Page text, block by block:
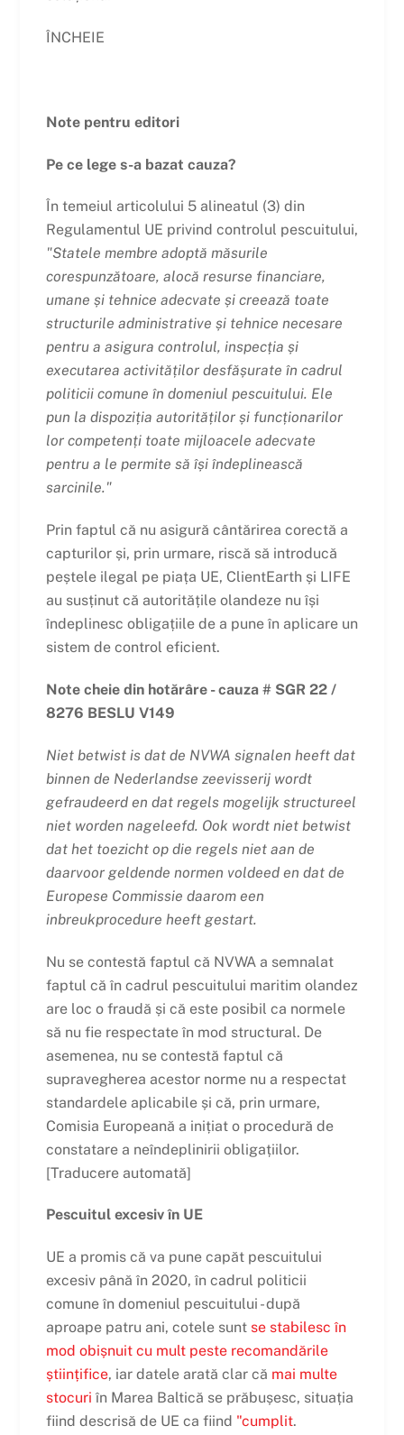
ÎNCHEIE
Note pentru editori
Pe ce lege s-a bazat cauza?
În temeiul articolului 5 alineatul (3) din
Regulamentul UE privind controlul pescuitului,
"Statele membre adoptă măsurile
corespunzătoare, alocă resurse financiare,
umane și tehnice adecvate și creează toate
structurile administrative și tehnice necesare
pentru a asigura controlul, inspecția și
executarea activităților desfășurate în cadrul
politicii comune în domeniul pescuitului. Ele
pun la dispoziția autorităților și funcționarilor
lor competenți toate mijloacele adecvate
pentru a le permite să își îndeplinească
sarcinile."
Prin faptul că nu asigură cântărirea corectă a
capturilor și, prin urmare, riscă să introducă
peștele ilegal pe piața UE, ClientEarth și LIFE
au susținut că autoritățile olandeze nu își
îndeplinesc obligațiile de a pune în aplicare un
sistem de control eficient.
Note cheie din hotărâre - cauza # SGR 22 /
8276 BESLU V149
Niet betwist is dat de NVWA signalen heeft dat
binnen de Nederlandse zeevisserij wordt
gefraudeerd en dat regels mogelijk structureel
niet worden nageleefd. Ook wordt niet betwist
dat het toezicht op die regels niet aan de
daarvoor geldende normen voldeed en dat de
Europese Commissie daarom een
inbreukprocedure heeft gestart.
Nu se contestă faptul că NVWA a semnalat
faptul că în cadrul pescuitului maritim olandez
are loc o fraudă și că este posibil ca normele
să nu fie respectate în mod structural. De
asemenea, nu se contestă faptul că
supravegherea acestor norme nu a respectat
standardele aplicabile și că, prin urmare,
Comisia Europeană a inițiat o procedură de
constatare a neîndeplinirii obligațiilor.
[Traducere automată]
Pescuitul excesiv în UE
UE a promis că va pune capăt pescuitului
excesiv până în 2020, în cadrul politicii
comune în domeniul pescuitului - după
aproape patru ani, cotele sunt se stabilesc în
mod obișnuit cu mult peste recomandările
științifice, iar datele arată clar că mai multe
stocuri în Marea Baltică se prăbușesc, situația
fiind descrisă de UE ca fiind "cumplit.